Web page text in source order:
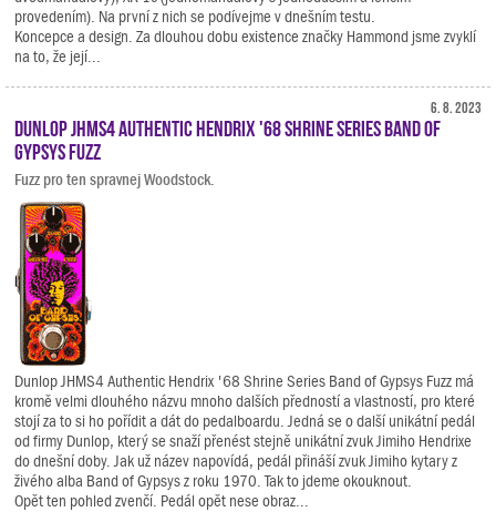
provedením). Na první z nich se podívejme v dnešním testu.
Koncepce a design. Za dlouhou dobu existence značky Hammond jsme zvyklí
na to, že její...
6. 8. 2023
Dunlop JHMS4 Authentic Hendrix '68 Shrine Series Band Of
Gypsys Fuzz
Fuzz pro ten spravnej Woodstock.
Dunlop JHMS4 Authentic Hendrix '68 Shrine Series Band of Gypsys Fuzz má
kromě velmi dlouhého názvu mnoho dalších předností a vlastností, pro které
stojí za to si ho pořídit a dát do pedalboardu. Jedná se o další unikátní pedál
od firmy Dunlop, který se snaží přenést stejně unikátní zvuk Jimiho Hendrixe
do dnešní doby. Jak už název napovídá, pedál přináší zvuk Jimiho kytary z
živého alba Band of Gypsys z roku 1970. Tak to jdeme okouknout.
Opět ten pohled zvenčí. Pedál opět nese obraz...